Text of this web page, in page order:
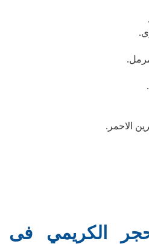
الاحمر.
الكريمي فى